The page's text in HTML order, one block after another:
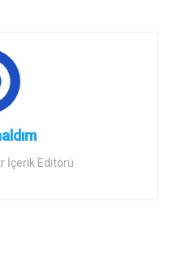
İçerik Editörü